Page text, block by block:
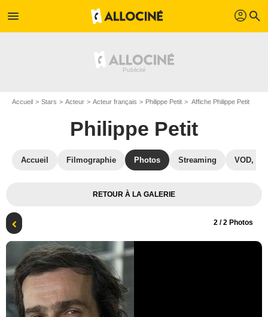
menu profil search
Accueil Stars Acteur Acteur français Philippe Petit Affiche Philippe Petit
Philippe Petit
Accueil Filmographie Photos Streaming VOD,
RETOUR À LA GALERIE
2 / 2 Photos